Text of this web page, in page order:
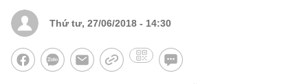
Thứ tư, 27/06/2018 - 14:30